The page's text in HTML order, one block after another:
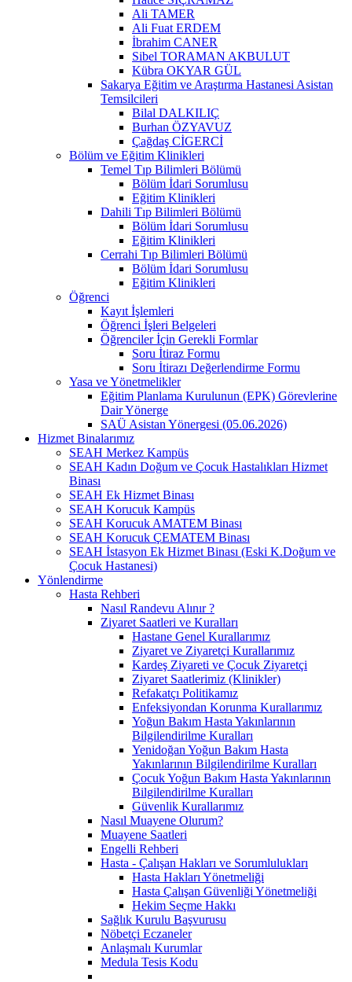
Ali TAMER
Ali Fuat ERDEM
İbrahim CANER
Sibel TORAMAN AKBULUT
Kübra OKYAR GÜL
Sakarya Eğitim ve Araştırma Hastanesi Asistan
Temsilcileri
Bilal DALKILIÇ
Burhan ÖZYAVUZ
Çağdaş CİGERCİ
Bölüm ve Eğitim Klinikleri
Temel Tıp Bilimleri Bölümü
Bölüm İdari Sorumlusu
Eğitim Klinikleri
Dahili Tıp Bilimleri Bölümü
Bölüm İdari Sorumlusu
Eğitim Klinikleri
Cerrahi Tıp Bilimleri Bölümü
Bölüm İdari Sorumlusu
Eğitim Klinikleri
Öğrenci
Kayıt İşlemleri
Öğrenci İşleri Belgeleri
Öğrenciler İçin Gerekli Formlar
Soru İtiraz Formu
Soru İtirazı Değerlendirme Formu
Yasa ve Yönetmelikler
Eğitim Planlama Kurulunun (EPK) Görevlerine
Dair Yönerge
SAÜ Asistan Yönergesi (05.06.2026)
Hizmet Binalarımız
SEAH Merkez Kampüs
SEAH Kadın Doğum ve Çocuk Hastalıkları Hizmet
Binası
SEAH Ek Hizmet Binası
SEAH Korucuk Kampüs
SEAH Korucuk AMATEM Binası
SEAH Korucuk ÇEMATEM Binası
SEAH İstasyon Ek Hizmet Binası (Eski K.Doğum ve
Çocuk Hastanesi)
Yönlendirme
Hasta Rehberi
Nasıl Randevu Alınır ?
Ziyaret Saatleri ve Kuralları
Hastane Genel Kurallarımız
Ziyaret ve Ziyaretçi Kurallarımız
Kardeş Ziyareti ve Çocuk Ziyaretçi
Ziyaret Saatlerimiz (Klinikler)
Refakatçı Politikamız
Enfeksiyondan Korunma Kurallarımız
Yoğun Bakım Hasta Yakınlarının
Bilgilendirilme Kuralları
Yenidoğan Yoğun Bakım Hasta
Yakınlarının Bilgilendirilme Kuralları
Çocuk Yoğun Bakım Hasta Yakınlarının
Bilgilendirilme Kuralları
Güvenlik Kurallarımız
Nasıl Muayene Olurum?
Muayene Saatleri
Engelli Rehberi
Hasta - Çalışan Hakları ve Sorumlulukları
Hasta Hakları Yönetmeliği
Hasta Çalışan Güvenliği Yönetmeliği
Hekim Seçme Hakkı
Sağlık Kurulu Başvurusu
Nöbetçi Eczaneler
Anlaşmalı Kurumlar
Medula Tesis Kodu